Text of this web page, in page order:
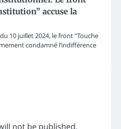
accuse la
10 juillet 2024, le front “Touche
condamné l’indifférence
not be published.